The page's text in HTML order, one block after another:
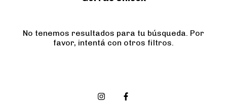
No tenemos resultados para tu búsqueda. Por
favor, intentá con otros filtros.